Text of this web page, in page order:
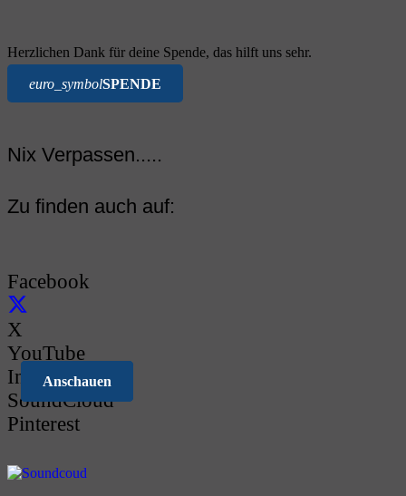
Anschauen
Anschauen
Anschauen
Anschauen
Herzlichen Dank für deine Spende, das hilft uns sehr.
euro_symbolSPENDE
Nix Verpassen.....
Zu finden auch auf:
Facebook
X
YouTube
Instagram
SoundCloud
Pinterest